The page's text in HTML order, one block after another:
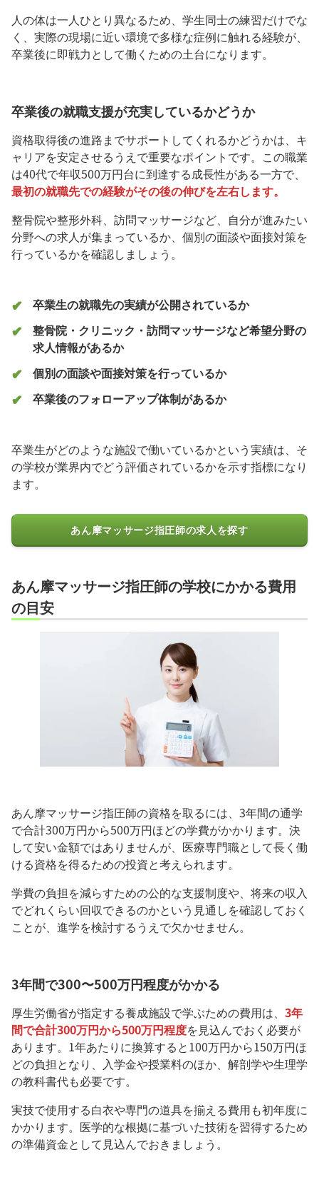
人の体は一人ひとり異なるため、学生同士の練習だけでな
く、実際の現場に近い環境で多様な症例に触れる経験が、
卒業後に即戦力として働くための土台になります。
卒業後の就職支援が充実しているかどうか
資格取得後の進路までサポートしてくれるかどうかは、キ
ャリアを安定させるうえで重要なポイントです。この職業
は40代で年収500万円台に到達する成長性がある一方で、
最初の就職先での経験がその後の伸びを左右します。
整骨院や整形外科、訪問マッサージなど、自分が進みたい
分野への求人が集まっているか、個別の面談や面接対策を
行っているかを確認しましょう。
卒業生の就職先の実績が公開されているか
整骨院・クリニック・訪問マッサージなど希望分野の
求人情報があるか
個別の面談や面接対策を行っているか
卒業後のフォローアップ体制があるか
卒業生がどのような施設で働いているかという実績は、そ
の学校が業界内でどう評価されているかを示す指標になり
ます。
あん摩マッサージ指圧師の求人を探す
あん摩マッサージ指圧師の学校にかかる費用
の目安
あん摩マッサージ指圧師の資格を取るには、3年間の通学
で合計300万円から500万円ほどの学費がかかります。決
して安い金額ではありませんが、医療専門職として長く働
ける資格を得るための投資と考えられます。
学費の負担を減らすための公的な支援制度や、将来の収入
でどれくらい回収できるのかという見通しを確認しておく
ことが、進学を検討するうえで欠かせません。
3年間で300〜500万円程度がかかる
厚生労働省が指定する養成施設で学ぶための費用は、 3年
間で合計300万円から500万円程度を見込んでおく必要が
あります。1年あたりに換算すると100万円から150万円ほ
どの負担となり、入学金や授業料のほか、解剖学や生理学
の教科書代も必要です。
実技で使用する白衣や専門の道具を揃える費用も初年度に
かかります。医学的な根拠に基づいた技術を習得するため
の準備資金として見込んでおきましょう。